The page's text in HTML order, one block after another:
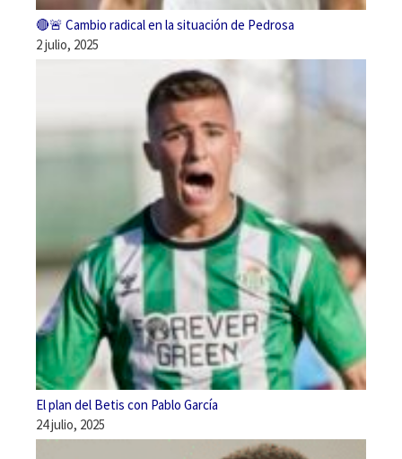
🔴🚨 Cambio radical en la situación de Pedrosa
2 julio, 2025
El plan del Betis con Pablo García
24 julio, 2025